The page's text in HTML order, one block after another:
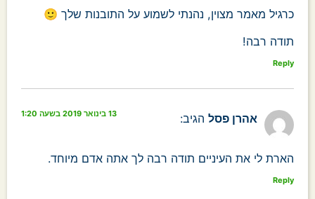
כרגיל מאמר מצוין, נהנתי לשמוע על התובנות שלך 🙂
תודה רבה!
Reply
אהרן פסל הגיב: 13 בינואר 2019 בשעה 1:20
הארת לי את העיניים תודה רבה לך אתה אדם מיוחד.
Reply